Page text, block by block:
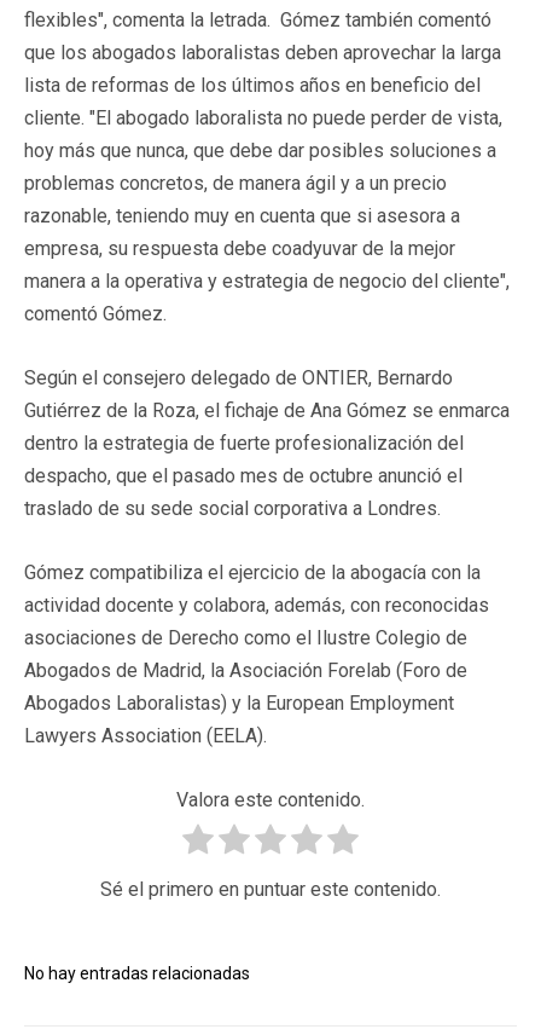
flexibles", comenta la letrada. Gómez también comentó
que los abogados laboralistas deben aprovechar la larga
lista de reformas de los últimos años en beneficio del
cliente. "El abogado laboralista no puede perder de vista,
hoy más que nunca, que debe dar posibles soluciones a
problemas concretos, de manera ágil y a un precio
razonable, teniendo muy en cuenta que si asesora a
empresa, su respuesta debe coadyuvar de la mejor
manera a la operativa y estrategia de negocio del cliente",
comentó Gómez.
Según el consejero delegado de ONTIER, Bernardo
Gutiérrez de la Roza, el fichaje de Ana Gómez se enmarca
dentro la estrategia de fuerte profesionalización del
despacho, que el pasado mes de octubre anunció el
traslado de su sede social corporativa a Londres.
Gómez compatibiliza el ejercicio de la abogacía con la
actividad docente y colabora, además, con reconocidas
asociaciones de Derecho como el Ilustre Colegio de
Abogados de Madrid, la Asociación Forelab (Foro de
Abogados Laboralistas) y la European Employment
Lawyers Association (EELA).
Valora este contenido.
Sé el primero en puntuar este contenido.
No hay entradas relacionadas